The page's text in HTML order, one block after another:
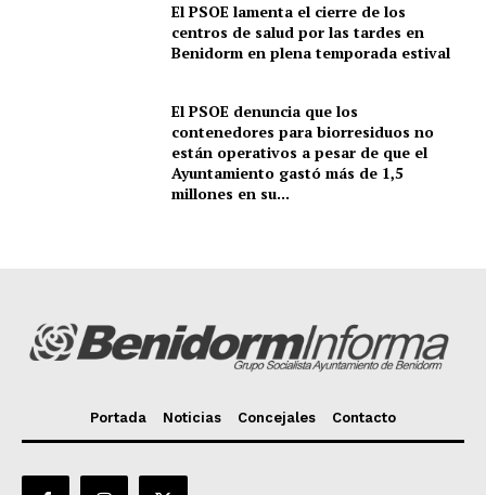
El PSOE lamenta el cierre de los
centros de salud por las tardes en
Benidorm en plena temporada estival
El PSOE denuncia que los
contenedores para biorresiduos no
están operativos a pesar de que el
Ayuntamiento gastó más de 1,5
millones en su...
Portada Noticias Concejales Contacto